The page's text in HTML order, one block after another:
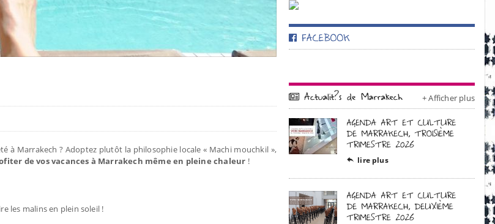
à Marrakech ? Adoptez plutôt la philosophie locale « Machi mouchkil »,
de vos vacances à Marrakech même en pleine chaleur !
les malins en plein soleil !
+ Afficher plus
 lire plus